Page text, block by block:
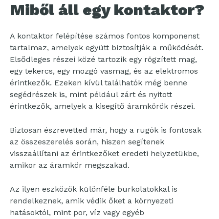
Miből áll egy kontaktor?
A kontaktor felépítése számos fontos komponenst
tartalmaz, amelyek együtt biztosítják a működését.
Elsődleges részei közé tartozik egy rögzített mag,
egy tekercs, egy mozgó vasmag, és az elektromos
érintkezők. Ezeken kívül találhatók még benne
segédrészek is, mint például zárt és nyitott
érintkezők, amelyek a kisegítő áramkörök részei.
Biztosan észrevetted már, hogy a rugók is fontosak
az összeszerelés során, hiszen segítenek
visszaállítani az érintkezőket eredeti helyzetükbe,
amikor az áramkör megszakad.
Az ilyen eszközök különféle burkolatokkal is
rendelkeznek, amik védik őket a környezeti
hatásoktól, mint por, víz vagy egyéb